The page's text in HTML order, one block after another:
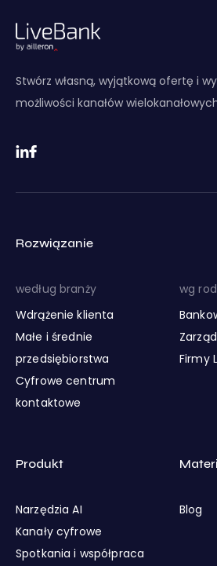
Stwórz własną, wyjątkową ofertę i
możliwości kanałów
Rozwiązanie
według branży
Wdrążenie klienta
Małe i średnie
przedsiębiorstwa
Cyfrowe centrum
kontaktowe
wg
Firmy
Produkt
Narzędzia AI
Kanały cyfrowe
Spotkania i współpraca
Blog